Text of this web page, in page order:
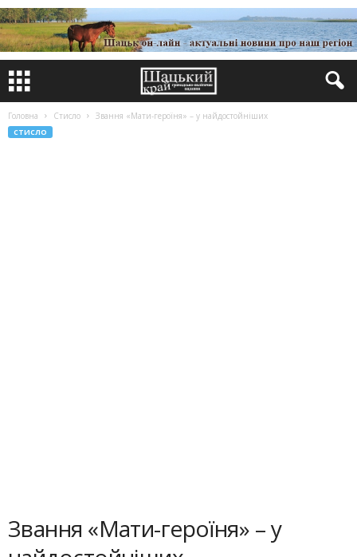
Головна Стисло Звання «Мати-героїня» – у найдостойніших
СТИСЛО
Звання «Мати-героїня» – у